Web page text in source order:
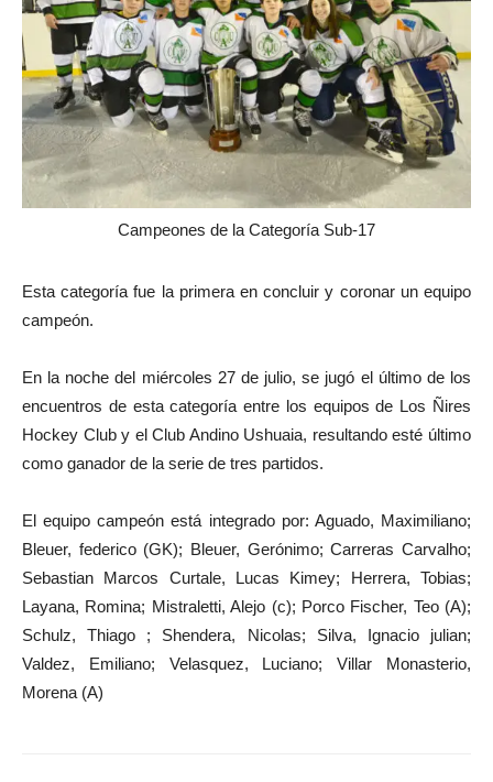
Campeones de la Categoría Sub-17
Esta categoría fue la primera en concluir y coronar un equipo
campeón.
En la noche del miércoles 27 de julio, se jugó el último de los
encuentros de esta categoría entre los equipos de Los Ñires
Hockey Club y el Club Andino Ushuaia, resultando esté último
como ganador de la serie de tres partidos.
El equipo campeón está integrado por: Aguado, Maximiliano;
Bleuer, federico (GK); Bleuer, Gerónimo; Carreras Carvalho;
Sebastian Marcos Curtale, Lucas Kimey; Herrera, Tobias;
Layana, Romina; Mistraletti, Alejo (c); Porco Fischer, Teo (A);
Schulz, Thiago ; Shendera, Nicolas; Silva, Ignacio julian;
Valdez, Emiliano; Velasquez, Luciano; Villar Monasterio,
Morena (A)